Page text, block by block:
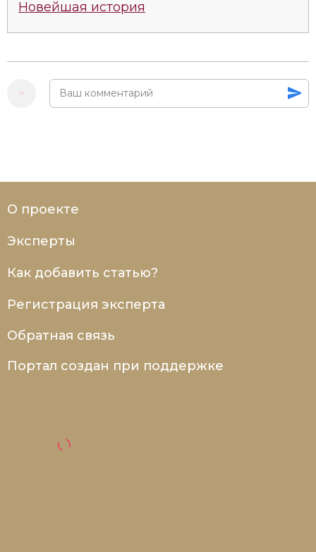
Новейшая история
О проекте
Эксперты
Как добавить статью?
Регистрация эксперта
Обратная связь
Портал создан при поддержке